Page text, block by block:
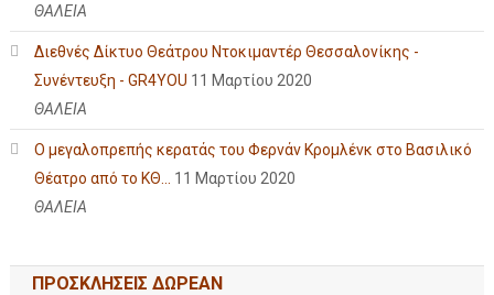
ΘΑΛΕΙΑ
Διεθνές Δίκτυο Θεάτρου Ντοκιμαντέρ Θεσσαλονίκης -
Συνέντευξη - GR4YOU 11 Μαρτίου 2020
ΘΑΛΕΙΑ
Ο μεγαλοπρεπής κερατάς του Φερνάν Κρομλένκ στο Βασιλικό
Θέατρο από το ΚΘ...
11 Μαρτίου 2020
ΘΑΛΕΙΑ
ΠΡΟΣΚΛΗΣΕΙΣ ΔΩΡΕΑΝ